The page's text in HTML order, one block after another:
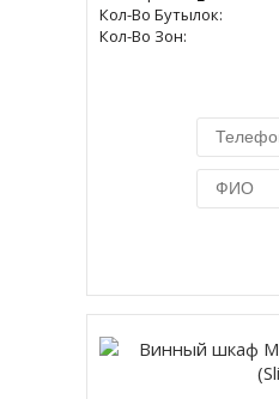
Кол-Во Бутылок:
Кол-Во Зон: